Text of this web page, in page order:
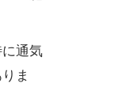
通気
ま